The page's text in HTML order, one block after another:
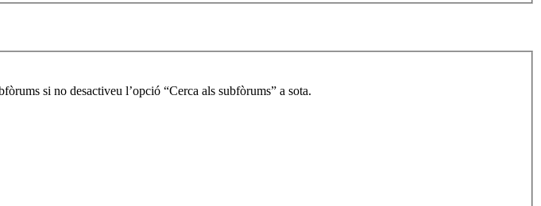
si no desactiveu l’opció “Cerca als subfòrums” a sota.